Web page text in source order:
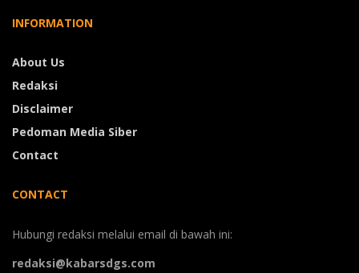
INFORMATION
About Us
Redaksi
Disclaimer
Pedoman Media Siber
Contact
CONTACT
Hubungi redaksi melalui email di bawah ini:
redaksi@kabarsdgs.com